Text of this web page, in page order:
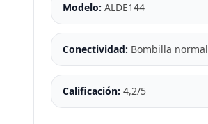
Modelo: ALDE144
Conectividad: Bombilla normal
Calificación: 4,2/5